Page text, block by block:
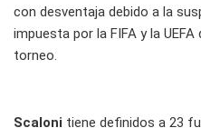
con desventaja debido a la
impuesta por la FIFA y la
torneo.
Scaloni tiene definidos a 23